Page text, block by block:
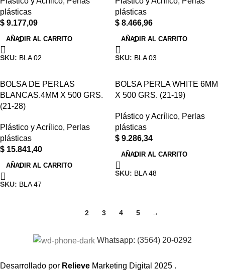
plásticas
$ 9.177,09
AÑADIR AL CARRITO
SKU: BLA 02
plásticas
$ 8.466,96
AÑADIR AL CARRITO
SKU: BLA 03
BOLSA DE PERLAS
BLANCAS.4MM X 500 GRS.
(21-28)
Plástico y Acrílico, Perlas
plásticas
$ 15.841,40
AÑADIR AL CARRITO
SKU: BLA 47
BOLSA PERLA WHITE 6MM
X 500 GRS. (21-19)
Plástico y Acrílico, Perlas
plásticas
$ 9.286,34
AÑADIR AL CARRITO
SKU: BLA 48
2 3 4 5 →
Whatsapp: (3564) 20-0292
Desarrollado por Relieve Marketing Digital 2025 .